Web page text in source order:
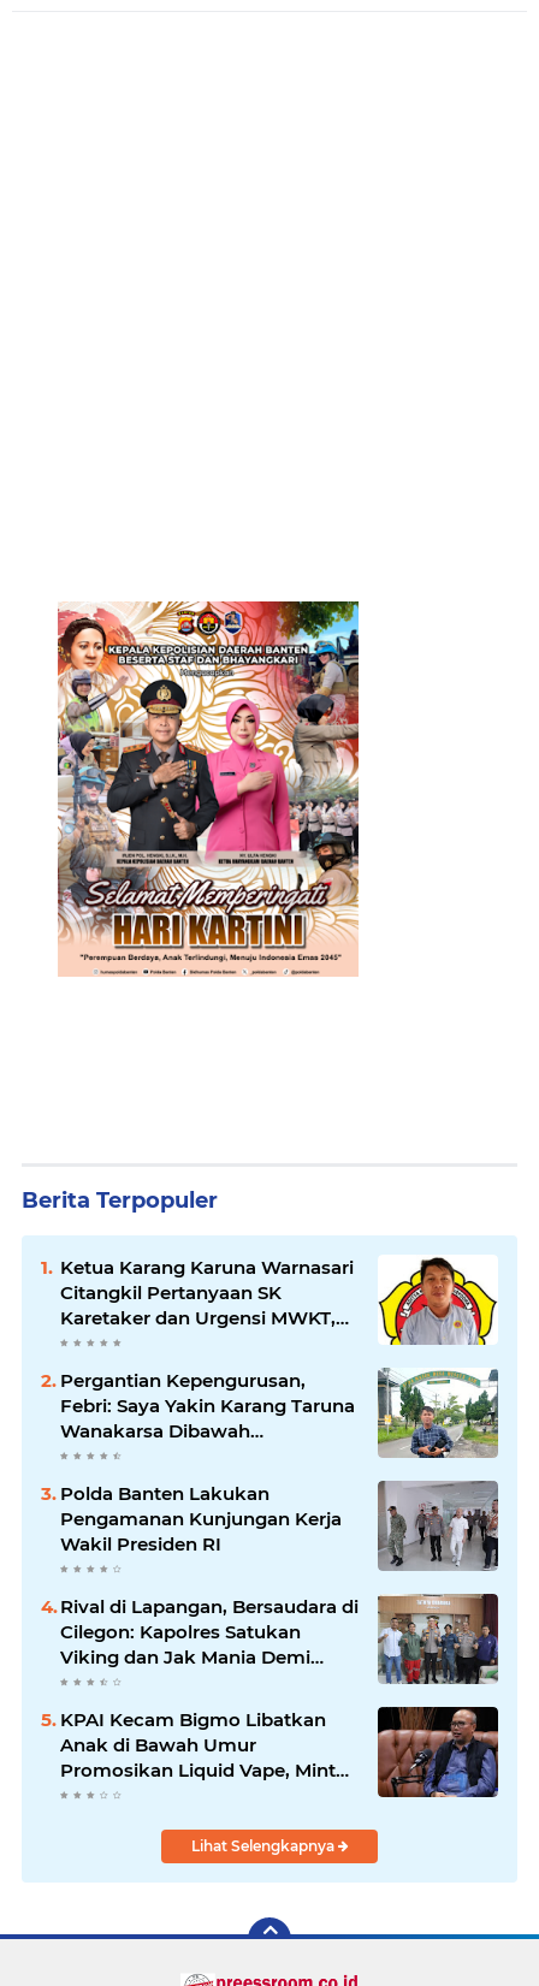
Berita Terpopuler
Ketua Karang Karuna Warnasari
Citangkil Pertanyaan SK
Karetaker dan Urgensi MWKT,
Saat Suasana Berduka
Pergantian Kepengurusan,
Febri: Saya Yakin Karang Taruna
Wanakarsa Dibawah
Kepemimpinan Bung Entus
Jauh Membawa Manfaat
Polda Banten Lakukan
Pengamanan Kunjungan Kerja
Wakil Presiden RI
Rival di Lapangan, Bersaudara di
Cilegon: Kapolres Satukan
Viking dan Jak Mania Demi
Nobar Damai Piala Presiden
KPAI Kecam Bigmo Libatkan
Anak di Bawah Umur
Promosikan Liquid Vape, Minta
Aparat Bertindak Tegas
Lihat Selengkapnya